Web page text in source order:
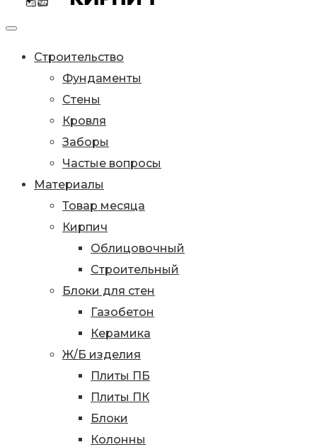
Строительство
Фундаменты
Стены
Кровля
Заборы
Частые вопросы
Материалы
Товар месяца
Кирпич
Облицовочный
Строительный
Блоки для стен
Газобетон
Керамика
Ж/Б изделия
Плиты ПБ
Плиты ПК
Блоки
Колонны